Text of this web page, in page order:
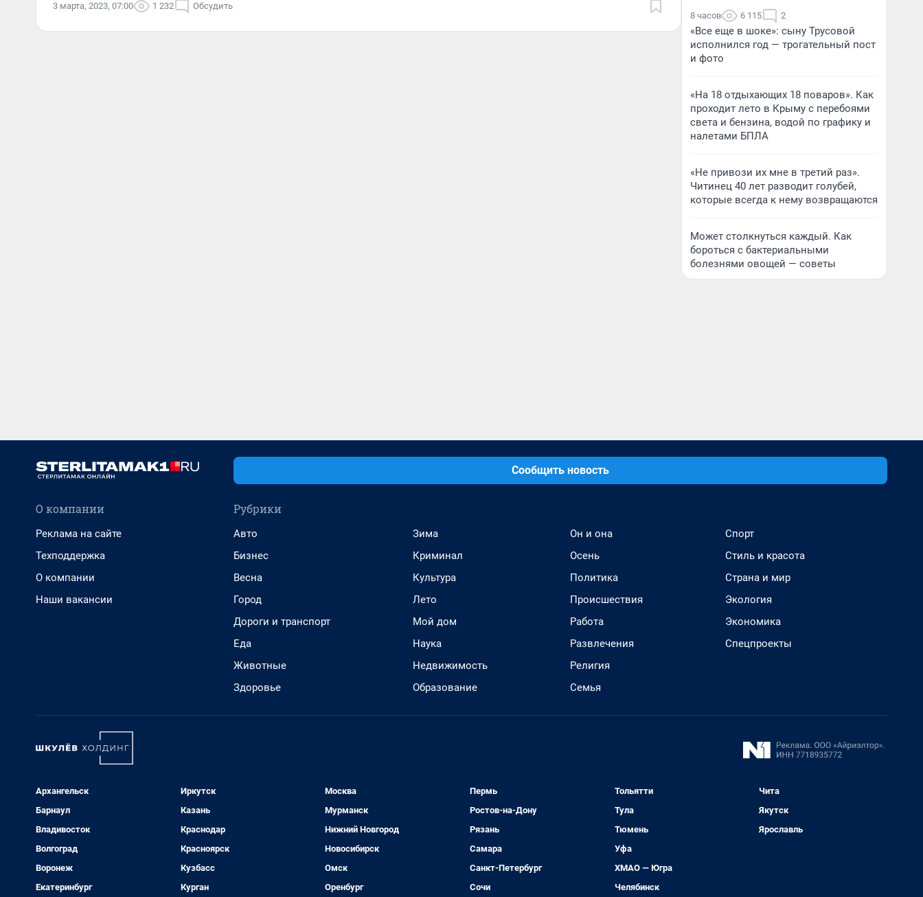
3 марта, 2023, 07:00 1 232 Обсудить
8 часов 6 115 2
«Все еще в шоке»: сыну Трусовой
исполнился год — трогательный пост
и фото
«На 18 отдыхающих 18 поваров». Как
проходит лето в Крыму с перебоями
света и бензина, водой по графику и
налетами БПЛА
«Не привози их мне в третий раз».
Читинец 40 лет разводит голубей,
которые всегда к нему возвращаются
Может столкнуться каждый. Как
бороться с бактериальными
болезнями овощей — советы
Сообщить новость
О компании
Реклама на сайте
Техподдержка
О компании
Наши вакансии
Рубрики
Авто
Бизнес
Весна
Город
Дороги и транспорт
Еда
Животные
Здоровье
Зима
Криминал
Культура
Лето
Мой дом
Наука
Недвижимость
Образование
Он и она
Осень
Политика
Происшествия
Работа
Развлечения
Религия
Семья
Спорт
Стиль и красота
Страна и мир
Экология
Экономика
Спецпроекты
Архангельск
Барнаул
Владивосток
Волгоград
Воронеж
Екатеринбург
Иркутск
Казань
Краснодар
Красноярск
Кузбасс
Курган
Москва
Мурманск
Нижний Новгород
Новосибирск
Омск
Оренбург
Пермь
Ростов-на-Дону
Рязань
Самара
Санкт-Петербург
Сочи
Тольятти
Тула
Тюмень
Уфа
ХМАО — Югра
Челябинск
Чита
Якутск
Ярославль